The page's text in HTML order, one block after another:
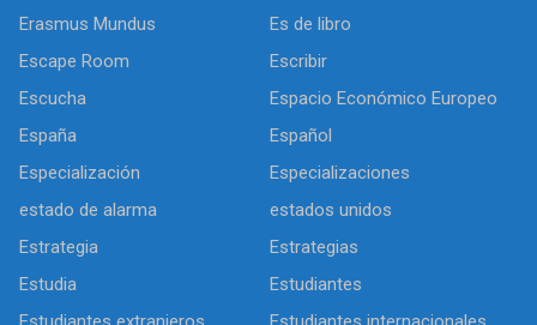
Erasmus Mundus
Es de libro
Escape Room
Escribir
Escucha
Espacio Económico Europeo
España
Español
Especialización
Especializaciones
estado de alarma
estados unidos
Estrategia
Estrategias
Estudia
Estudiantes